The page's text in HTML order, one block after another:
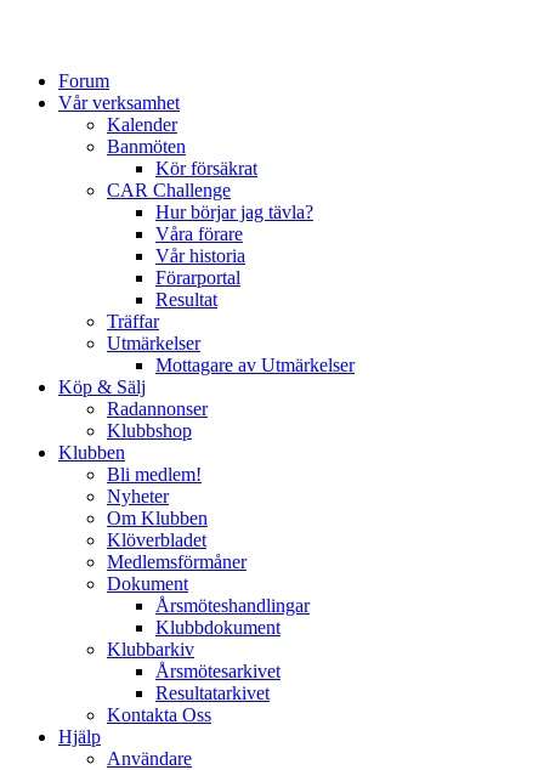
Forum
Vår verksamhet
Kalender
Banmöten
Kör försäkrat
CAR Challenge
Hur börjar jag tävla?
Våra förare
Vår historia
Förarportal
Resultat
Träffar
Utmärkelser
Mottagare av Utmärkelser
Köp & Sälj
Radannonser
Klubbshop
Klubben
Bli medlem!
Nyheter
Om Klubben
Klöverbladet
Medlemsförmåner
Dokument
Årsmöteshandlingar
Klubbdokument
Klubbarkiv
Årsmötesarkivet
Resultatarkivet
Kontakta Oss
Hjälp
Användare